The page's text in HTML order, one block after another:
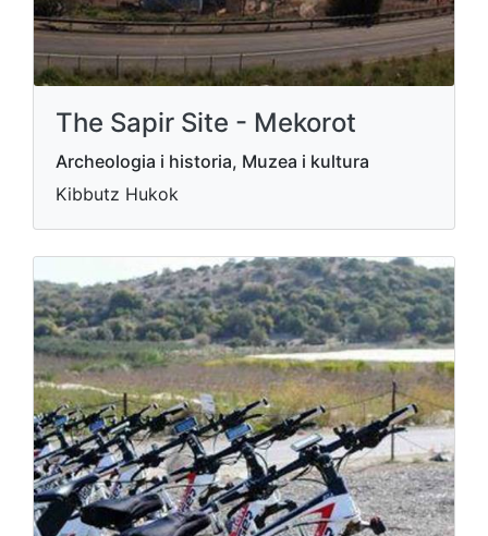
The Sapir Site - Mekorot
Archeologia i historia, Muzea i kultura
Kibbutz Hukok